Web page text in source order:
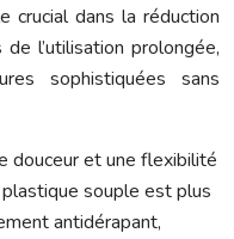
crucial dans la réduction
l’utilisation prolongée,
sophistiquées sans
douceur et une flexibilité
souple est plus
antidérapant,